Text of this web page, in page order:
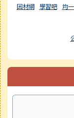
因材網 學習吧 均